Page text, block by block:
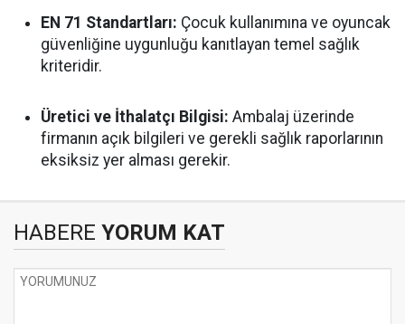
EN 71 Standartları: Çocuk kullanımına ve oyuncak
güvenliğine uygunluğu kanıtlayan temel sağlık
kriteridir.
Üretici ve İthalatçı Bilgisi: Ambalaj üzerinde
firmanın açık bilgileri ve gerekli sağlık raporlarının
eksiksiz yer alması gerekir.
HABERE YORUM KAT